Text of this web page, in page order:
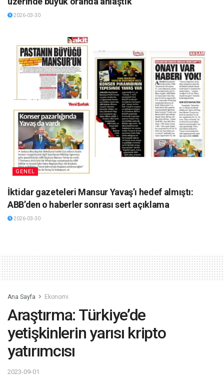
2026-03-30
GENEL
İktidar gazeteleri Mansur Yavaş’ı hedef almıştı:
ABB’den o haberler sonrası sert açıklama
2026-03-30
Ana Sayfa Ekonomi
Araştırma: Türkiye’de
yetişkinlerin yarısı kripto
yatırımcısı
2023-09-01